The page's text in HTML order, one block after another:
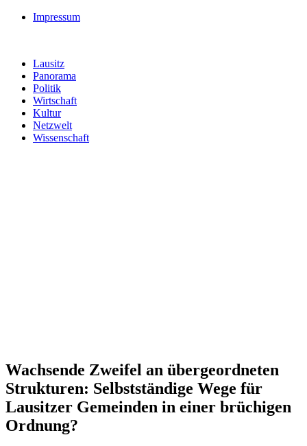
Impressum
Lausitz
Panorama
Politik
Wirtschaft
Kultur
Netzwelt
Wissenschaft
Wachsende Zweifel an übergeordneten
Strukturen: Selbstständige Wege für
Lausitzer Gemeinden in einer brüchigen
Ordnung?